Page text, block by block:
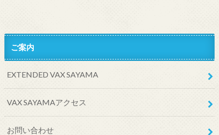
ご案内
EXTENDED VAX SAYAMA
VAX SAYAMAアクセス
お問い合わせ